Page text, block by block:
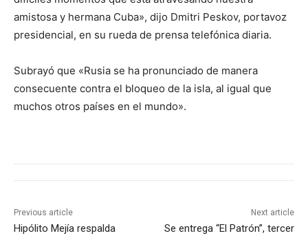
amistosa y hermana Cuba», dijo Dmitri Peskov, portavoz
presidencial, en su rueda de prensa telefónica diaria.
Subrayó que «Rusia se ha pronunciado de manera
consecuente contra el bloqueo de la isla, al igual que
muchos otros países en el mundo».
Previous article
Hipólito Mejía respalda
Next article
Se entrega “El Patrón”, tercer